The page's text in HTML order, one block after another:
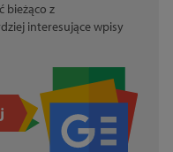
bieżąco z
interesujące wpisy